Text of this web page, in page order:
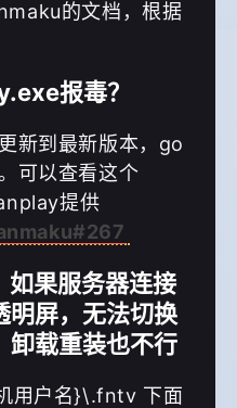
的文档，根据
报毒？
新到最新版本，go
可以查看这个
提供
如果服务器连接
明屏，无法切换
卸载重装也不行
用户名}\.fntv 下面